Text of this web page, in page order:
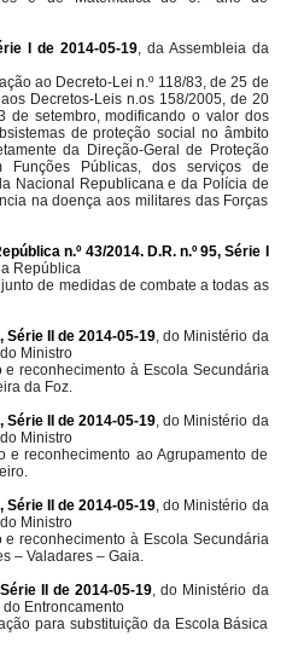
I de 2014-05-19, da Assembleia da
ao Decreto-Lei n.º 118/83, de 25 de
Decretos-Leis n.os 158/2005, de 20
de setembro, modificando o valor dos
de proteção social no âmbito
da Direção-Geral de Proteção
Funções Públicas, dos serviços de
Nacional Republicana e da Polícia de
na doença aos militares das Forças
n.º 43/2014. D.R. n.º 95, Série I
República
de medidas de combate a todas as
Série II de 2014-05-19 , do Ministério da
Ministro
reconhecimento à Escola Secundária
da Foz.
Série II de 2014-05-19 , do Ministério da
Ministro
e reconhecimento ao Agrupamento de
Série II de 2014-05-19 , do Ministério da
Ministro
reconhecimento à Escola Secundária
– Valadares – Gaia.
II de 2014-05-19 , do Ministério da
Entroncamento
para substituição da Escola Básica